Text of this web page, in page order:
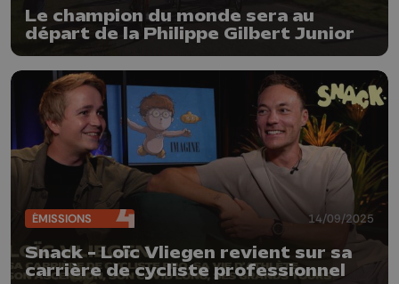
Le champion du monde sera au
départ de la Philippe Gilbert Junior
ÉMISSIONS 14/09/2025
Snack - Loïc Vliegen revient sur sa
carrière de cycliste professionnel